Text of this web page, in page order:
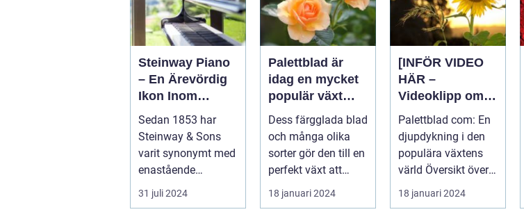
Steinway Piano
– En Ärevördig
Ikon Inom
Musikvärlden
Sedan 1853 har
Steinway & Sons
varit synonymt med
enastående
hantverk och
oövertr&aum...
31 juli 2024
Palettblad är
idag en mycket
populär växt
bland
trädgårdsentusi
aster och inom
inredning
Dess färgglada blad
och många olika
sorter gör den till en
perfekt växt att
addera liv och färg
till...
18 januari 2024
[INFÖR VIDEO
HÄR –
Videoklipp om
palettblad com]
Palettblad com: En
djupdykning i den
populära växtens
värld Översikt över
palettblad com
Palettbl...
18 januari 2024